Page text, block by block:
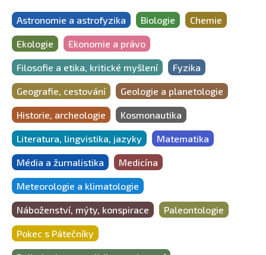
Astronomie a astrofyzika Biologie Chemie
Ekologie Ekonomie a právo
Filosofie a etika, kritické myšlení Fyzika
Geografie, cestování Geologie a planetologie
Historie, archeologie Kosmonautika
Literatura, lingvistika, jazyky Matematika
Média a žurnalistika Medicína
Meteorologie a klimatologie
Náboženství, mýty, konspirace Paleontologie
Pokec s Pátečníky